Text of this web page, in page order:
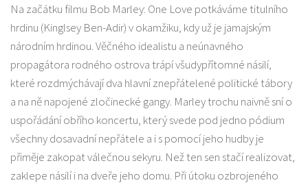
Na začátku filmu Bob Marley: One Love potkáváme titulního
hrdinu (Kinglsey Ben-Adir) v okamžiku, kdy už je jamajským
národním hrdinou. Věčného idealistu a neúnavného
propagátora rodného ostrova trápí všudypřítomné násilí,
které rozdmýchávají dva hlavní znepřátelené politické tábory
a na ně napojené zločinecké gangy. Marley trochu naivně sní o
uspořádání obřího koncertu, který svede pod jedno pódium
všechny dosavadní nepřátele a i s pomocí jeho hudby je
přiměje zakopat válečnou sekyru. Než ten sen stačí realizovat,
zaklepe násilí i na dveře jeho domu. Při útoku ozbrojeného